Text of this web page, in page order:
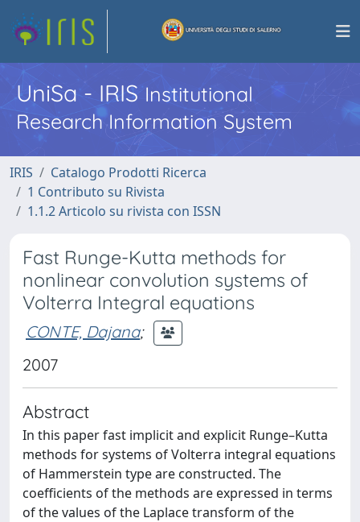
UniSa - IRISInstitutional
Research Information System
IRIS
Catalogo Prodotti Ricerca
1 Contributo su Rivista
1.1.2 Articolo su rivista con ISSN
Fast Runge-Kutta methods for
nonlinear convolution systems of
Volterra Integral equations
CONTE, Dajana;
2007
Abstract
In this paper fast implicit and explicit Runge–Kutta
methods for systems of Volterra integral equations
of Hammerstein type are constructed. The
coefficients of the methods are expressed in terms
of the values of the Laplace transform of the